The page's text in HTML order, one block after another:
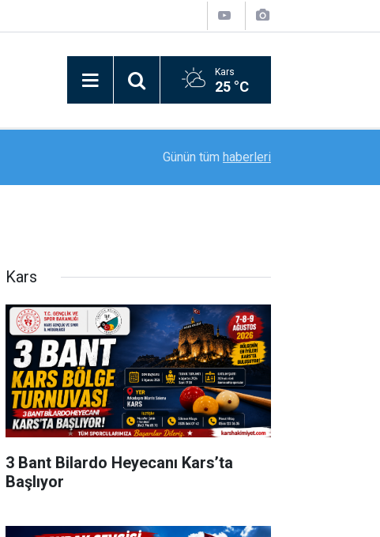
Kars
25 °C
Palandöken Geçidi’nde feci kaza: 150 metrelik
Günün tüm haberleri
Kars
3 Bant Bilardo Heyecanı Kars’ta
Başlıyor